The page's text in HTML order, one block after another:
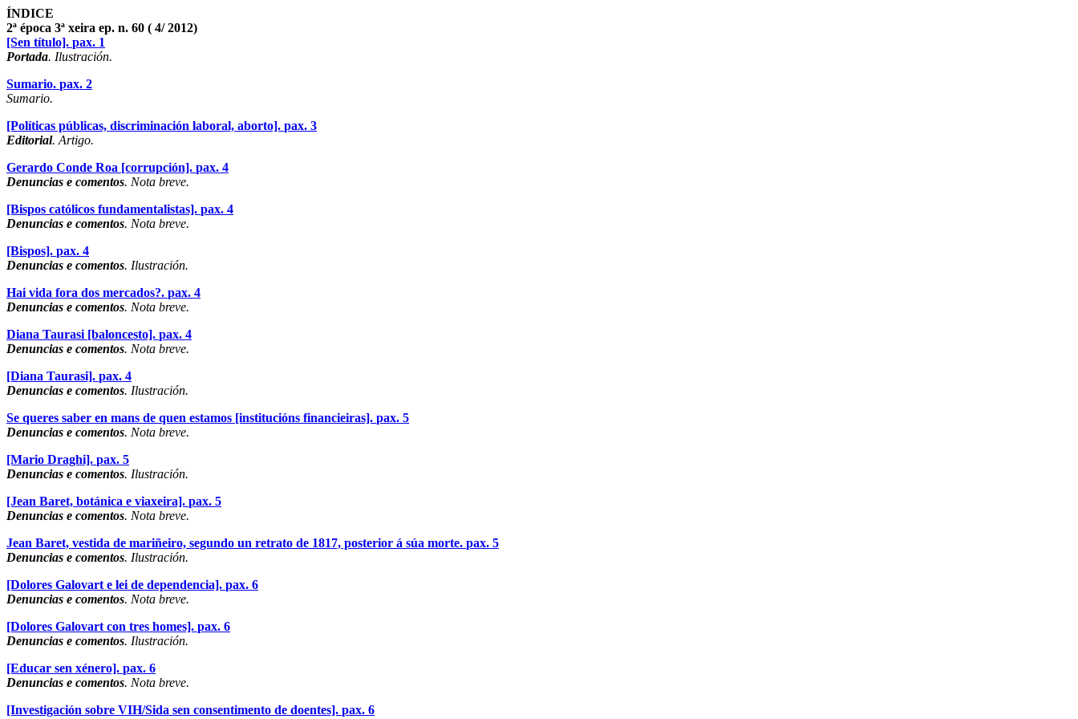
ÍNDICE
2ª época 3ª xeira ep. n. 60 ( 4/ 2012)
[Sen título]. pax. 1
Portada. Ilustración.
Sumario. pax. 2
Sumario.
[Políticas públicas, discriminación laboral, aborto]. pax. 3
Editorial. Artigo.
Gerardo Conde Roa [corrupción]. pax. 4
Denuncias e comentos. Nota breve.
[Bispos católicos fundamentalistas]. pax. 4
Denuncias e comentos. Nota breve.
[Bispos]. pax. 4
Denuncias e comentos. Ilustración.
Hai vida fora dos mercados?. pax. 4
Denuncias e comentos. Nota breve.
Diana Taurasi [baloncesto]. pax. 4
Denuncias e comentos. Nota breve.
[Diana Taurasi]. pax. 4
Denuncias e comentos. Ilustración.
Se queres saber en mans de quen estamos [institucións financieiras]. pax. 5
Denuncias e comentos. Nota breve.
[Mario Draghi]. pax. 5
Denuncias e comentos. Ilustración.
[Jean Baret, botánica e viaxeira]. pax. 5
Denuncias e comentos. Nota breve.
Jean Baret, vestida de mariñeiro, segundo un retrato de 1817, posterior á súa morte. pax. 5
Denuncias e comentos. Ilustración.
[Dolores Galovart e lei de dependencia]. pax. 6
Denuncias e comentos. Nota breve.
[Dolores Galovart con tres homes]. pax. 6
Denuncias e comentos. Ilustración.
[Educar sen xénero]. pax. 6
Denuncias e comentos. Nota breve.
[Investigación sobre VIH/Sida sen consentimento de doentes]. pax. 6